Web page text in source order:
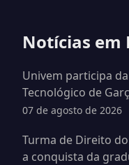
Notícias em
Univem participa
Tecnológico de
07 de agosto de 2026
Turma de Direito
a conquista da